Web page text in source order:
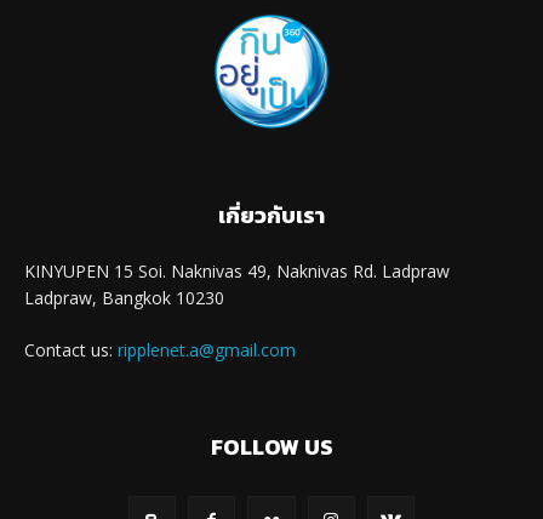
เกี่ยวกับเรา
KINYUPEN 15 Soi. Naknivas 49, Naknivas Rd. Ladpraw
Ladpraw, Bangkok 10230
Contact us: ripplenet.a@gmail.com
FOLLOW US